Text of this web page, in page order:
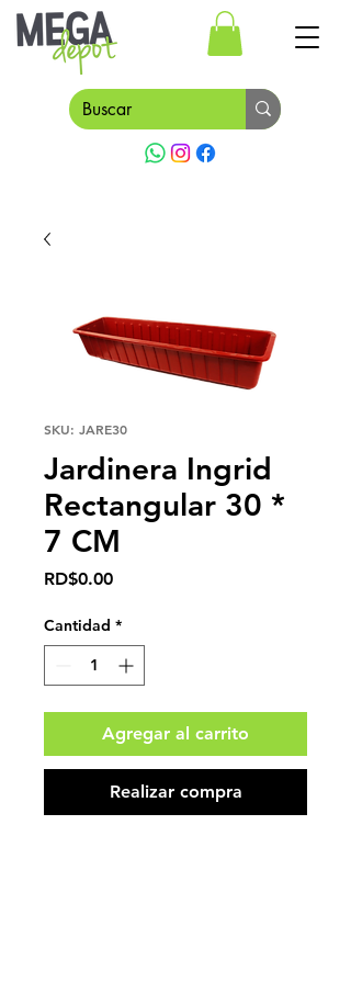
SKU: JARE30
Jardinera Ingrid
Rectangular 30 *
7 CM
RD$0.00Precio
Cantidad *
Agregar al carrito
Realizar compra